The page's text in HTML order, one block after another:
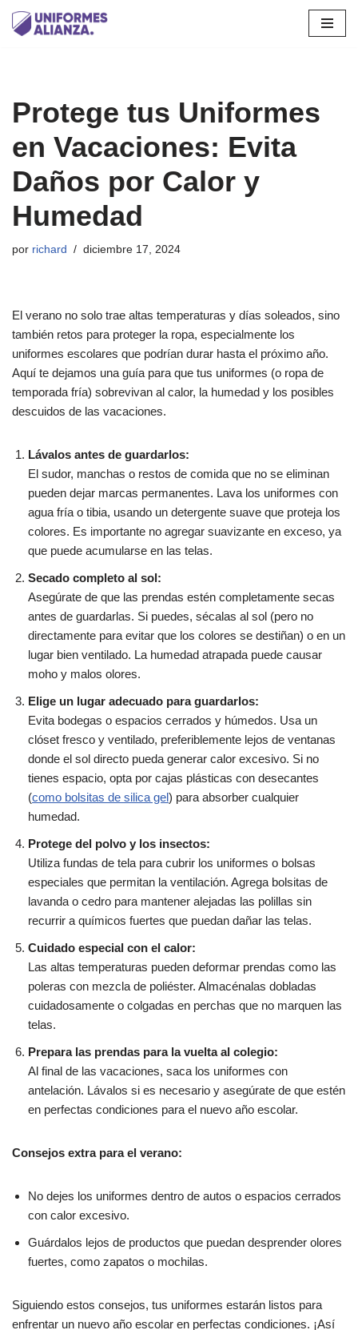
Protege tus Uniformes
en Vacaciones: Evita
Daños por Calor y
Humedad
por richard diciembre 17, 2024
El verano no solo trae altas temperaturas y días soleados, sino
también retos para proteger la ropa, especialmente los
uniformes escolares que podrían durar hasta el próximo año.
Aquí te dejamos una guía para que tus uniformes (o ropa de
temporada fría) sobrevivan al calor, la humedad y los posibles
descuidos de las vacaciones.
Lávalos antes de guardarlos:
El sudor, manchas o restos de comida que no se eliminan
pueden dejar marcas permanentes. Lava los uniformes con
agua fría o tibia, usando un detergente suave que proteja los
colores. Es importante no agregar suavizante en exceso, ya
que puede acumularse en las telas.
Secado completo al sol:
Asegúrate de que las prendas estén completamente secas
antes de guardarlas. Si puedes, sécalas al sol (pero no
directamente para evitar que los colores se destiñan) o en un
lugar bien ventilado. La humedad atrapada puede causar
moho y malos olores.
Elige un lugar adecuado para guardarlos:
Evita bodegas o espacios cerrados y húmedos. Usa un
clóset fresco y ventilado, preferiblemente lejos de ventanas
donde el sol directo pueda generar calor excesivo. Si no
tienes espacio, opta por cajas plásticas con desecantes
(como bolsitas de silica gel) para absorber cualquier
humedad.
Protege del polvo y los insectos:
Utiliza fundas de tela para cubrir los uniformes o bolsas
especiales que permitan la ventilación. Agrega bolsitas de
lavanda o cedro para mantener alejadas las polillas sin
recurrir a químicos fuertes que puedan dañar las telas.
Cuidado especial con el calor:
Las altas temperaturas pueden deformar prendas como las
poleras con mezcla de poliéster. Almacénalas dobladas
cuidadosamente o colgadas en perchas que no marquen las
telas.
Prepara las prendas para la vuelta al colegio:
Al final de las vacaciones, saca los uniformes con
antelación. Lávalos si es necesario y asegúrate de que estén
en perfectas condiciones para el nuevo año escolar.
Consejos extra para el verano:
No dejes los uniformes dentro de autos o espacios cerrados
con calor excesivo.
Guárdalos lejos de productos que puedan desprender olores
fuertes, como zapatos o mochilas.
Siguiendo estos consejos, tus uniformes estarán listos para
enfrentar un nuevo año escolar en perfectas condiciones. ¡Así